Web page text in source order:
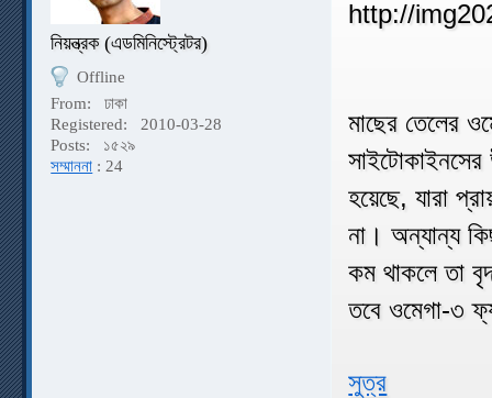
নিয়ন্ত্রক (এডমিনিস্ট্রেটর)
Offline
From:
ঢাকা
Registered:
2010-03-28
Posts:
১৫২৯
সম্মাননা : 24
মাছের তেলের
সাইটোকাইনসের
হয়েছে, যারা
না। অন্যান্য
কম থাকলে তা
তবে ওমেগা-৩
সুত্র